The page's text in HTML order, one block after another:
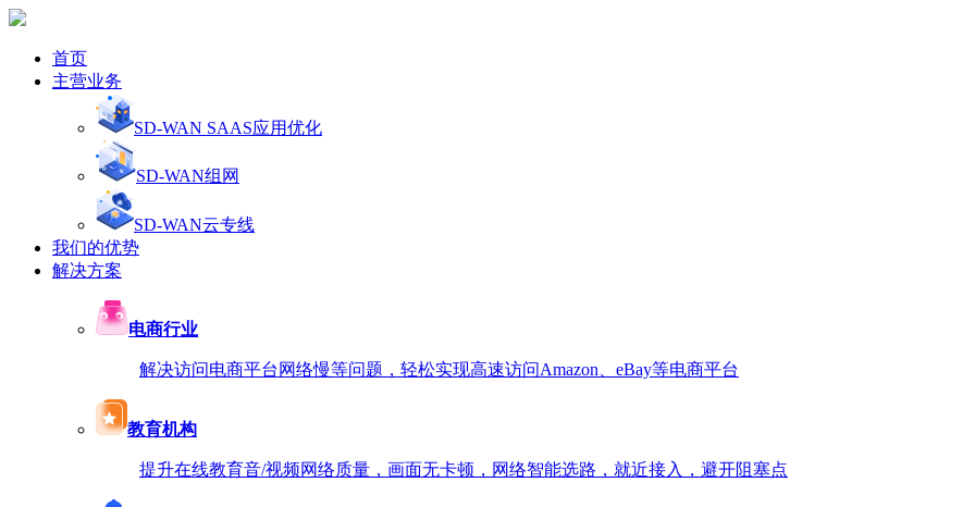
首页
主营业务
SD-WAN SAAS应用优化
SD-WAN组网
SD-WAN云专线
我们的优势
解决方案
电商行业
解决访问电商平台网络慢等问题，轻松实现高速访问Amazon、eBay等电商平台
教育机构
提升在线教育音/视频网络质量，画面无卡顿，网络智能选路，就近接入，避开阻塞点